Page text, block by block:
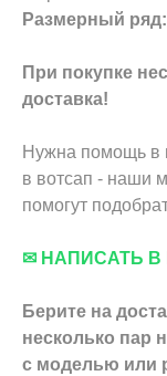
Размерный ряд:
При покупке
доставка!
Нужна помощь в
в вотсап - наши
помогут
✉ НАПИСАТЬ В
Берите на
несколько пар
с моделью или